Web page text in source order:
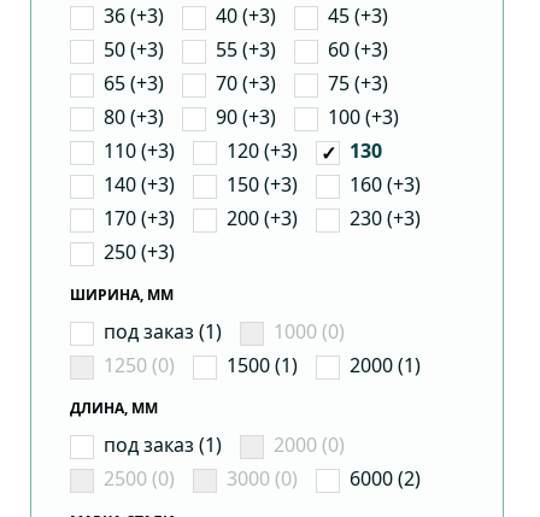
36 (+3)
40 (+3)
45 (+3)
50 (+3)
55 (+3)
60 (+3)
65 (+3)
70 (+3)
75 (+3)
80 (+3)
90 (+3)
100 (+3)
110 (+3)
120 (+3)
130
140 (+3)
150 (+3)
160 (+3)
170 (+3)
200 (+3)
230 (+3)
250 (+3)
ШИРИНА, ММ
под заказ (1)
1000 (0)
1250 (0)
1500 (1) 2000 (1)
ДЛИНА, ММ
под заказ (1)
2000 (0)
2500 (0)
3000 (0) 6000 (2)